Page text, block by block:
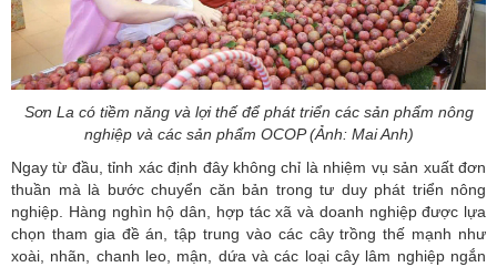
Sơn La có tiềm năng và lợi thế để phát triển các sản phẩm nông
nghiệp và các sản phẩm OCOP (Ảnh: Mai Anh)
Ngay từ đầu, tỉnh xác định đây không chỉ là nhiệm vụ sản xuất đơn
thuần mà là bước chuyển căn bản trong tư duy phát triển nông
nghiệp. Hàng nghìn hộ dân, hợp tác xã và doanh nghiệp được lựa
chọn tham gia đề án, tập trung vào các cây trồng thế mạnh như
xoài, nhãn, chanh leo, mận, dứa và các loại cây lâm nghiệp ngắn